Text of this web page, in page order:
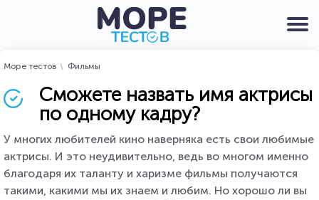
Море тестов Фильмы
Сможете назвать имя актрисы
по одному кадру?
У многих любителей кино наверняка есть свои любимые
актрисы. И это неудивительно, ведь во многом именно
благодаря их таланту и харизме фильмы получаются
такими, какими мы их знаем и любим. Но хорошо ли вы